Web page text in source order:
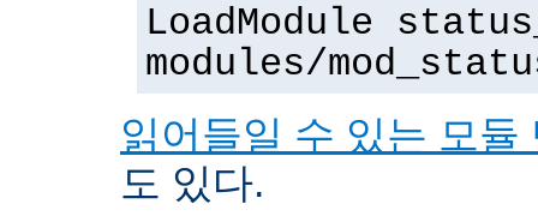
LoadModule
modules/
읽어들일 수 있는 모듈
도 있다.